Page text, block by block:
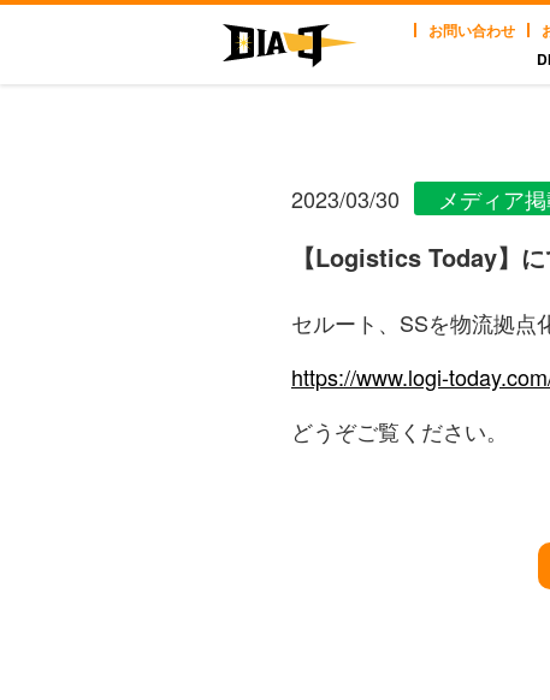
お問い合わせ
2023/03/30 メディア
【Logistics Today】
セルート、SSを物流拠点
https://www.logi-
どうぞご覧ください。